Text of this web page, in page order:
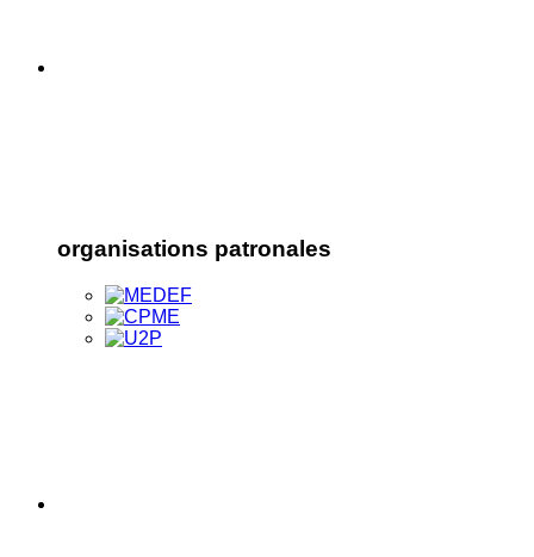
organisations patronales